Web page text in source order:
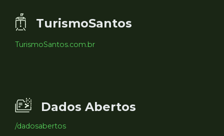
TurismoSantos
TurismoSantos.com.br
Dados Abertos
/dadosabertos